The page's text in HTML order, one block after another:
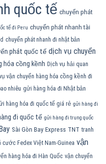
quốc tế chuyển phát
tế đi Peru chuyển phát nhanh tài
chuyển phát nhanh đi nhật bản
phát quốc tế dịch vụ chuyển
hóa cồng kềnh Dịch vụ hải quan
vận chuyển hàng hóa cồng kềnh đi
nhiêu gửi hàng hóa đi Nhật bản
hàng hóa đi quốc tế giá rẻ gửi hàng đi
đi quốc tế gửi hàng đi trung quốc
Sài Gòn Bay Express TNT tranh
cước Fedex Việt Nam-Guinea vận
hàng hóa đi Hàn Quốc vận chuyển